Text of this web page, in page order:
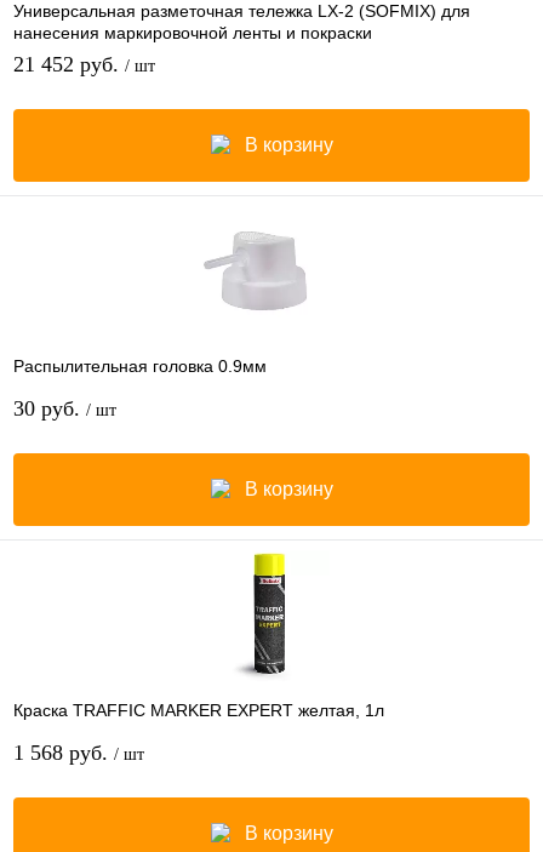
Универсальная разметочная тележка LX-2 (SOFMIX) для
нанесения маркировочной ленты и покраски
21 452 руб. / шт
В корзину
Распылительная головка 0.9мм
30 руб. / шт
В корзину
Краска TRAFFIC MARKER EXPERT желтая, 1л
1 568 руб. / шт
В корзину